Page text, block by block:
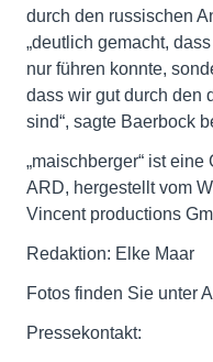
durch den russischen
„deutlich gemacht,
nur führen konnte,
dass wir gut durch den
sind“, sagte Baerbock
„maischberger“ ist
ARD, hergestellt vom
Vincent productions
Redaktion: Elke Maar
Fotos finden Sie unter
Pressekontakt: